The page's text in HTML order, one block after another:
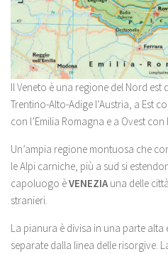
Il Veneto è una regione del Nord
Trentino-Alto-Adige l’Austria, a Est
con l’Emilia Romagna e a Ovest
Un’ampia regione montuosa che
le Alpi carniche, più a sud si
capoluogo èVENEZIAuna delle
stranieri.
La pianura è divisa in una parte
separate dalla linea delle risorgive.